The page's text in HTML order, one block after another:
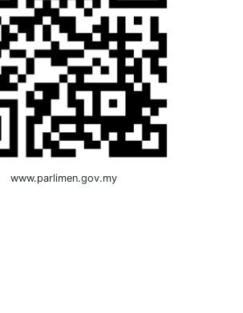
www.parlimen.gov.my